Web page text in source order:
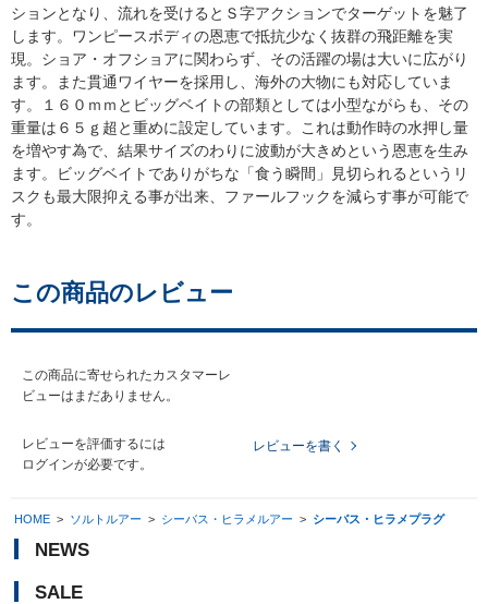
ションとなり、流れを受けるとＳ字アクションでターゲットを魅了
します。ワンピースボディの恩恵で抵抗少なく抜群の飛距離を実
現。ショア・オフショアに関わらず、その活躍の場は大いに広がり
ます。また貫通ワイヤーを採用し、海外の大物にも対応していま
す。１６０ｍｍとビッグベイトの部類としては小型ながらも、その
重量は６５ｇ超と重めに設定しています。これは動作時の水押し量
を増やす為で、結果サイズのわりに波動が大きめという恩恵を生み
ます。ビッグベイトでありがちな「食う瞬間」見切られるというリ
スクも最大限抑える事が出来、ファールフックを減らす事が可能で
す。
この商品のレビュー
この商品に寄せられたカスタマーレ
ビューはまだありません。
レビューを評価するには
ログインが必要です。
レビューを書く
HOME > ソルトルアー > シーバス・ヒラメルアー > シーバス・ヒラメプラグ
NEWS
SALE